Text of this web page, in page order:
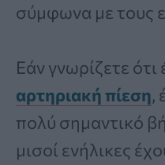
σύμφωνα με τους
Εάν γνωρίζετε ότι
αρτηριακή πίεση,
πολύ σημαντικό
μισοί ενήλικες